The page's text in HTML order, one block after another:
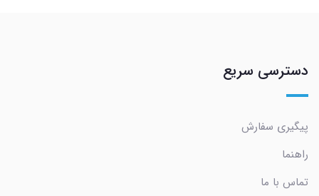
دسترسی سریع
پیگیری سفارش
راهنما
تماس با ما